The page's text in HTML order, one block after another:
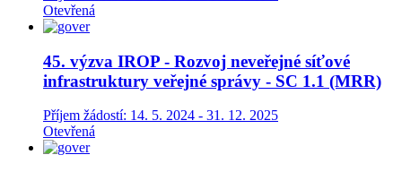
Otevřená
45. výzva IROP - Rozvoj neveřejné síťové
infrastruktury veřejné správy - SC 1.1 (MRR)
Příjem žádostí: 14. 5. 2024 - 31. 12. 2025
Otevřená